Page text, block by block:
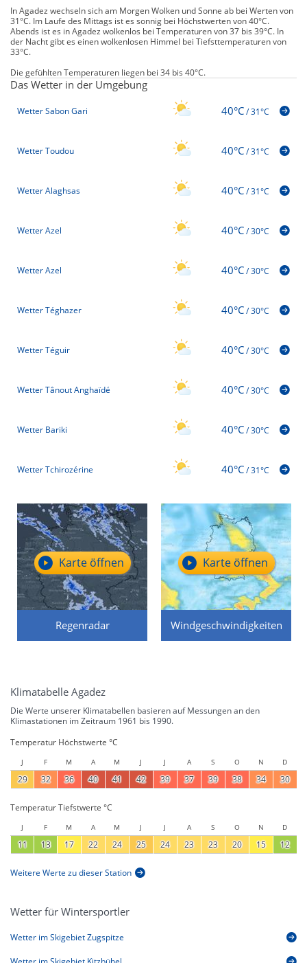
In Agadez wechseln sich am Morgen Wolken und Sonne ab bei Werten von
31°C. Im Laufe des Mittags ist es sonnig bei Höchstwerten von 40°C.
Abends ist es in Agadez wolkenlos bei Temperaturen von 37 bis 39°C. In
der Nacht gibt es einen wolkenlosen Himmel bei Tiefsttemperaturen von
33°C.
Die gefühlten Temperaturen liegen bei 34 bis 40°C.
Das Wetter in der Umgebung
Wetter Sabon Gari 40°C/31°C
Wetter Toudou 40°C/31°C
Wetter Alaghsas 40°C/31°C
Wetter Azel 40°C/30°C
Wetter Azel 40°C/30°C
Wetter Téghazer 40°C/30°C
Wetter Téguir 40°C/30°C
Wetter Tânout Anghaïdé 40°C/30°C
Wetter Bariki 40°C/30°C
Wetter Tchirozérine 40°C/31°C
Regenradar
Karte öffnen
Windgeschwindigkeiten
Karte öffnen
Klimatabelle Agadez
Die Werte unserer Klimatabellen basieren auf Messungen an den
Klimastationen im Zeitraum 1961 bis 1990.
Temperatur Höchstwerte °C
J F M A M J J A S O N D
29 32 36 40 41 42 39 37 39 38 34 30
Temperatur Tiefstwerte °C
J F M A M J J A S O N D
11 13 17 22 24 25 24 23 23 20 15 12
Weitere Werte zu dieser Station
Wetter für Wintersportler
Wetter im Skigebiet Zugspitze